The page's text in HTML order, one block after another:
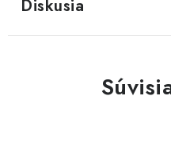
Diskusia